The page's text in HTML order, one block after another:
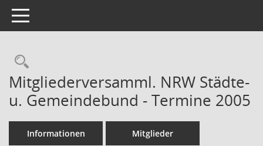
Toggle navigation
Rechercheauswahl
Mitgliederversamml. NRW Städte-
u. Gemeindebund - Termine 2005
Informationen Mitglieder